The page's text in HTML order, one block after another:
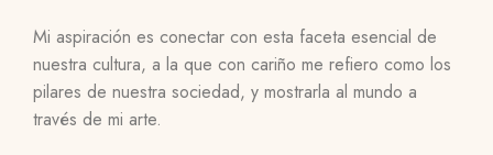
Mi aspiración es conectar con esta faceta esencial de
nuestra cultura, a la que con cariño me refiero como los
pilares de nuestra sociedad, y mostrarla al mundo a
través de mi arte.